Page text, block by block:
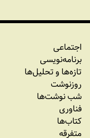
اجتماعی
برنامه‏‌نویسی
تازه‌‌ها و تحلیل‌ها
روزنوشت
شب نوشت‌ها
فناوری
کتاب‌ها
متفرقه